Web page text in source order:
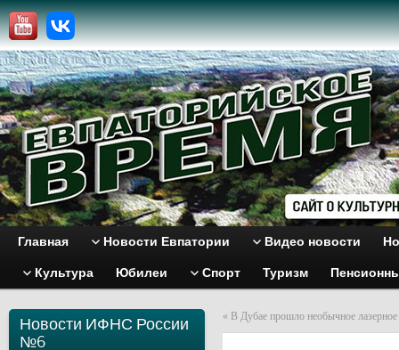
Главная Новости Евпатории Видео новости
Культура Юбилеи Спорт Туризм
Новости ИФНС России
№6
« В Дубае прошло необычное